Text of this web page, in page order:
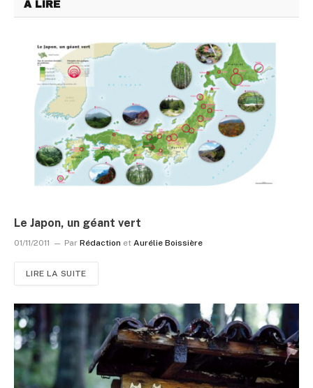
A LIRE
Le Japon, un géant vert
01/11/2011 Par Rédaction et Aurélie Boissière
LIRE LA SUITE